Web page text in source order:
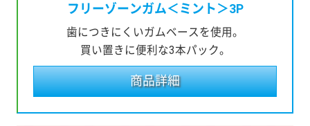
フリーゾーンガム＜ミント＞3P
歯につきにくいガムベースを使用。
買い置きに便利な3本パック。
商品詳細